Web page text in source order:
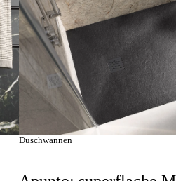
Duschwannen